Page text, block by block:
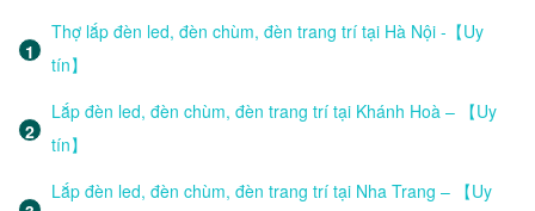
Thợ lắp đèn led, đèn chùm, đèn trang trí tại Hà Nội -【Uy
tín】
Lắp đèn led, đèn chùm, đèn trang trí tại Khánh Hoà – 【Uy
tín】
Lắp đèn led, đèn chùm, đèn trang trí tại Nha Trang – 【Uy